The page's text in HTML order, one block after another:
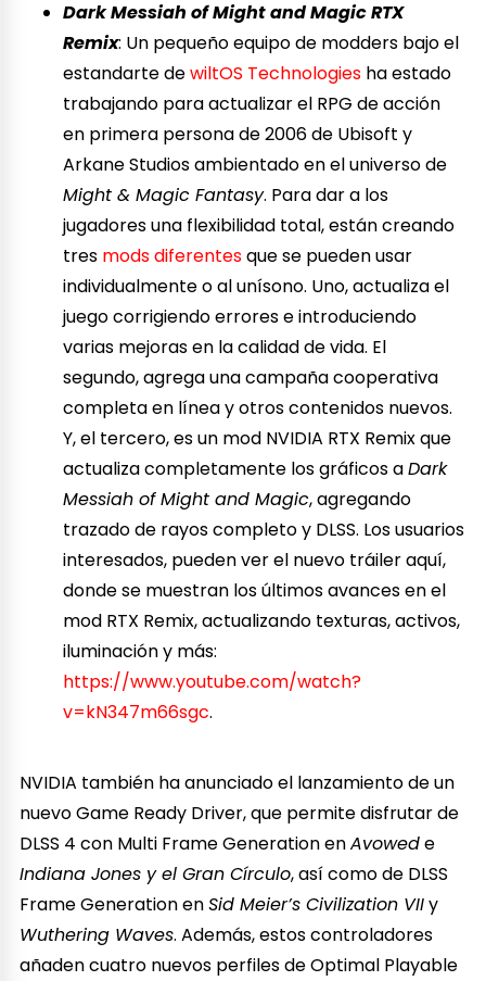
Dark Messiah of Might and Magic RTX
Remix: Un pequeño equipo de modders bajo el
estandarte dewiltOS Technologies ha estado
trabajando para actualizar el RPG de acción
en primera persona de 2006 de Ubisoft y
Arkane Studios ambientado en el universo de
Might & Magic Fantasy. Para dar a los
jugadores una flexibilidad total, están creando
tres mods diferentesque se pueden usar
individualmente o al unísono. Uno, actualiza el
juego corrigiendo errores e introduciendo
varias mejoras en la calidad de vida. El
segundo, agrega una campaña cooperativa
completa en línea y otros contenidos nuevos.
Y, el tercero, es un mod NVIDIA RTX Remix que
actualiza completamente los gráficos aDark
Messiah of Might and Magic, agregando
trazado de rayos completo y DLSS. Los usuarios
interesados, pueden ver el nuevo tráiler aquí,
donde se muestran los últimos avances en el
mod RTX Remix, actualizando texturas, activos,
iluminación y más:
https://www.youtube.com/watch?
v=kN347m66sgc.
NVIDIA también ha anunciado el lanzamiento de un
nuevo Game Ready Driver, que permite disfrutar de
DLSS 4 con Multi Frame Generation enAvowede
Indiana Jones y el Gran Círculo, así como de DLSS
Frame Generation enSid Meier’s Civilization VIIy
Wuthering Waves. Además, estos controladores
añaden cuatro nuevos perfiles de Optimal Playable